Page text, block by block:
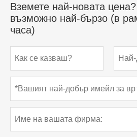
Вземете най-новата
възможно най-бързо (в
часа)